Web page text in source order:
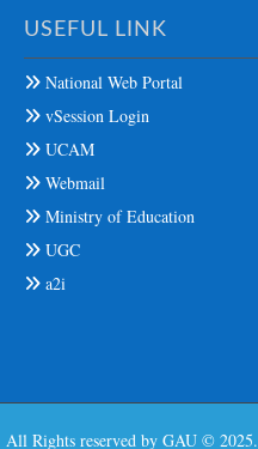
USEFUL LINK
National Web Portal
vSession Login
UCAM
Webmail
Ministry of Education
UGC
a2i
All Rights reserved by GAU © 2025.